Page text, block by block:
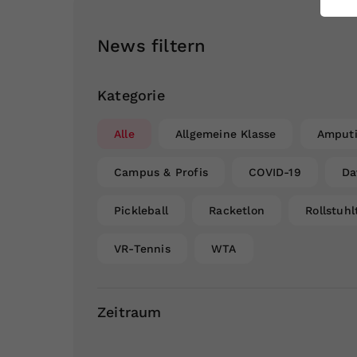
News filtern
Kategorie
Alle Allgemeine Klasse
Campus & Profis COVID-19
Pickleball Racketlon
VR-Tennis WTA
Zeitraum